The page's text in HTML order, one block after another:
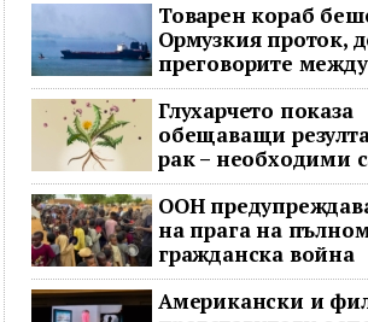
Товарен кораб
Ормузкия проток,
преговорите
Иран останаха в
Глухарчето показа
обещаващи
рак – необходими
изпитания с хора
ООН
на прага на
гражданска война
Американски и